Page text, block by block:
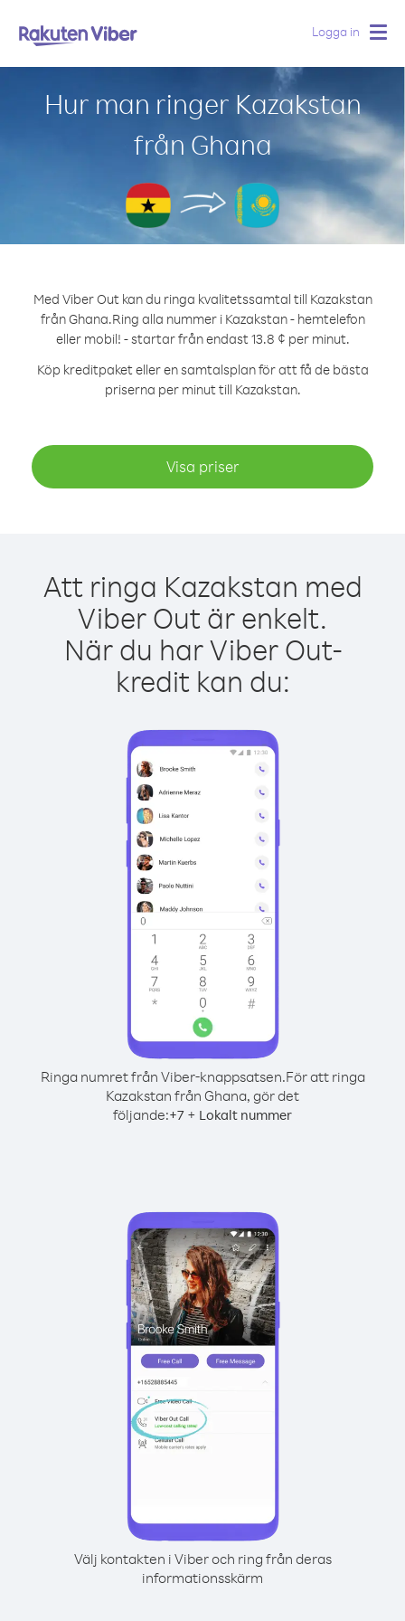
Logga in
Hur man ringer Kazakstan
från Ghana
Med Viber Out kan du ringa kvalitetssamtal till Kazakstan
från Ghana.Ring alla nummer i Kazakstan - hemtelefon
eller mobil! - startar från endast 13.8 ¢ per minut.
Köp kreditpaket eller en samtalsplan för att få de bästa
priserna per minut till Kazakstan.
Visa priser
Att ringa Kazakstan med
Viber Out är enkelt.
När du har Viber Out-
kredit kan du:
Ringa numret från Viber-knappsatsen.För att ringa
Kazakstan från Ghana, gör det
följande:+7 + Lokalt nummer
Välj kontakten i Viber och ring från deras
informationsskärm